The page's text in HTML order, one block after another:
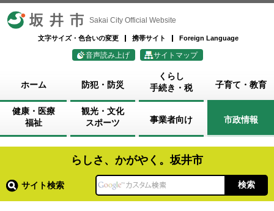
坂井市 Sakai City Official Website
文字サイズ・色合いの変更 携帯サイト Foreign Language
音声読み上げ サイトマップ
ホーム 防犯・防災
くらし
手続き・税
子育て・教育
健康・医療
福祉
観光・文化
スポーツ
事業者向け 市政情報
らしさ、かがやく。坂井市
サイト検索